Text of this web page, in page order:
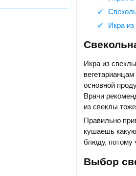
Икра
Икра из
основной
Врачи
из свеклы
Правильно
кушаешь
блюду, потому
Выбор